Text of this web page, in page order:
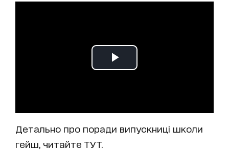
Детально про поради випускниці школи
гейш, читайте ТУТ.